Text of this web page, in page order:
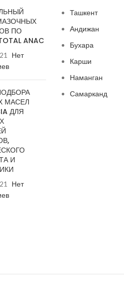
ПО
ANAC
Нет
МАСЕЛ
ДЛЯ
И
Нет
Ташкент
Андижан
Бухара
Карши
Наманган
Самарканд